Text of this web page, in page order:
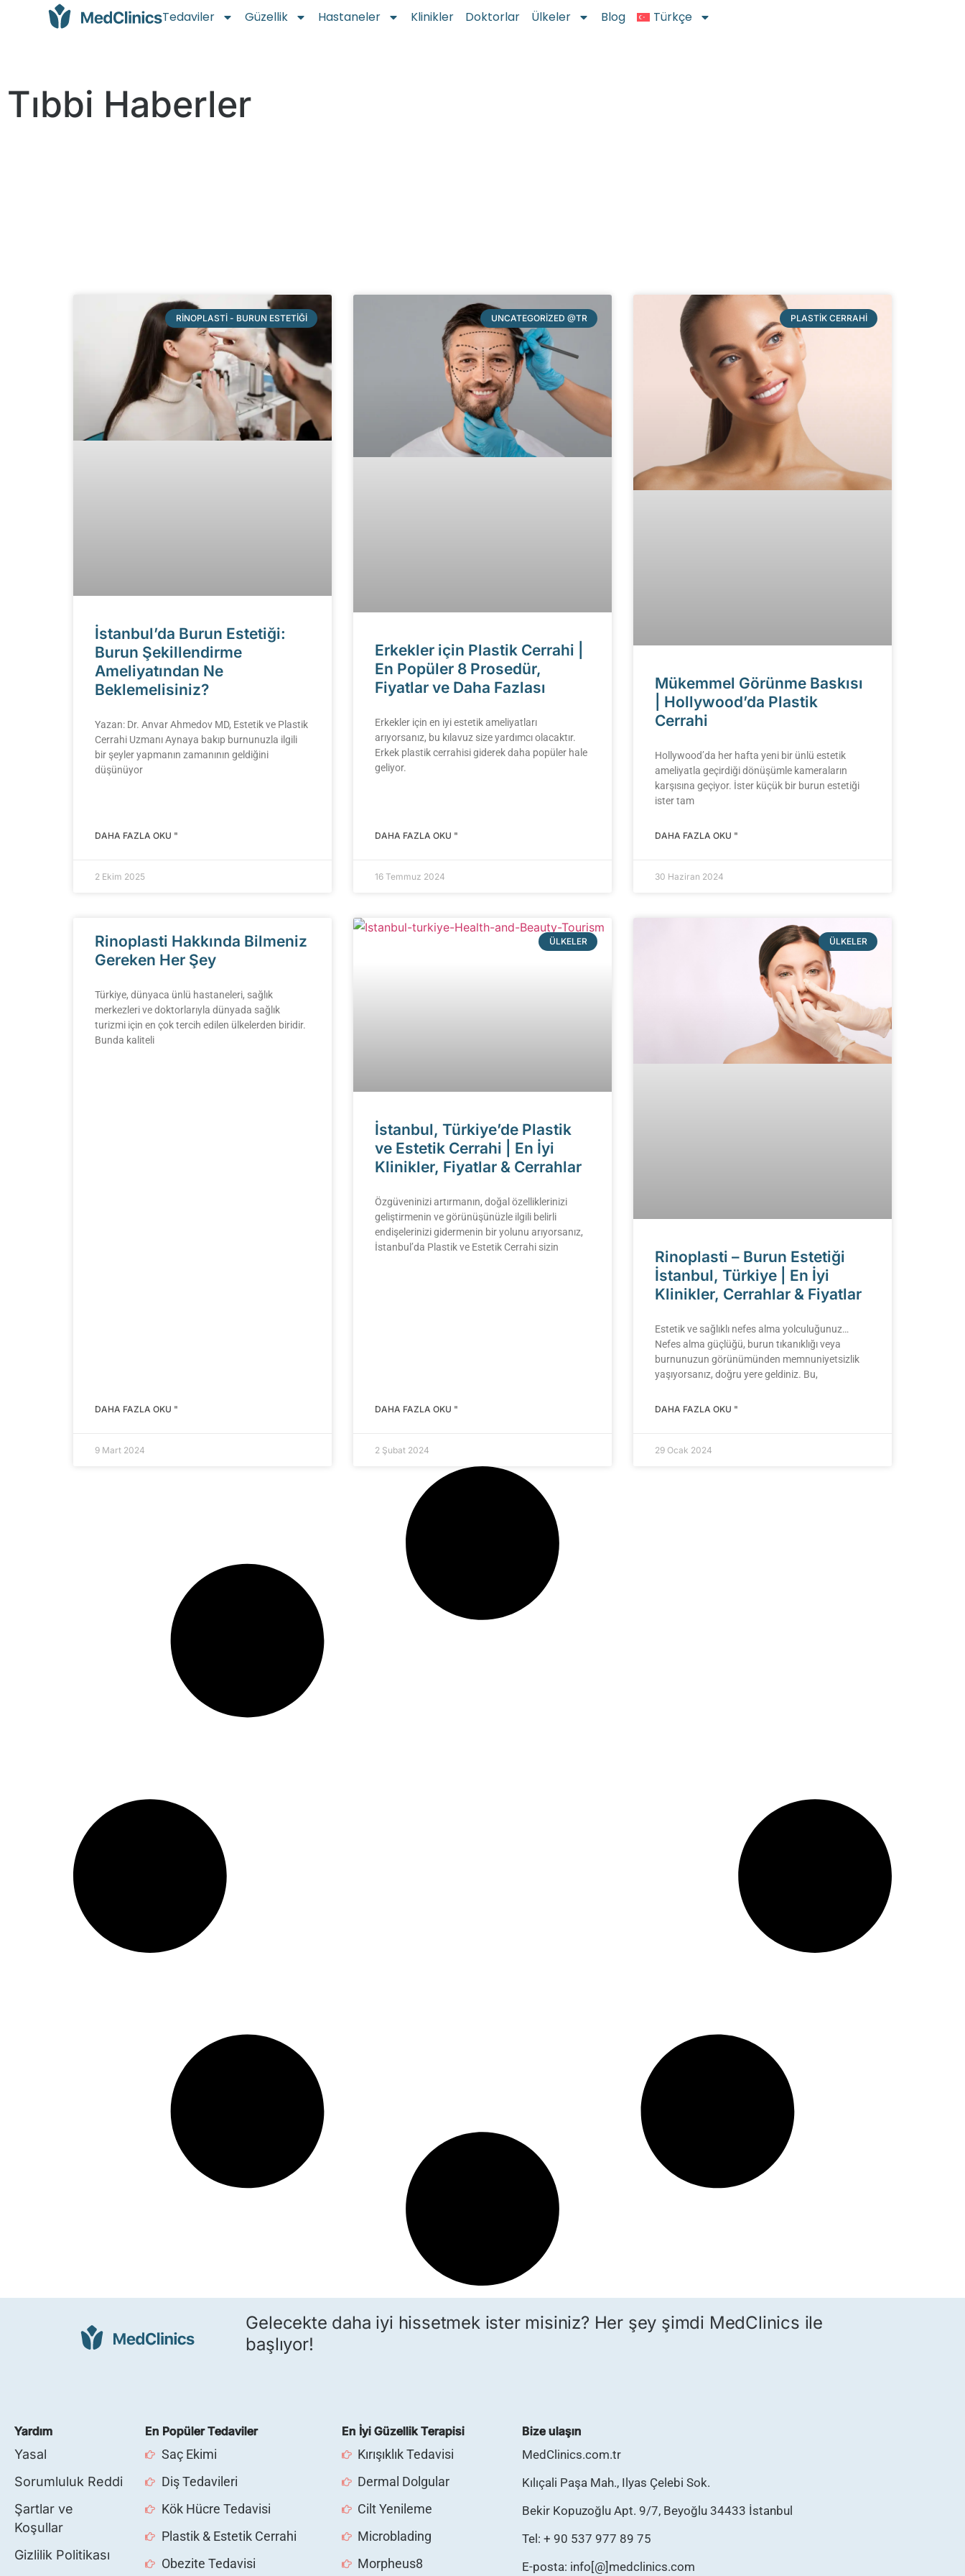
Tedaviler Güzellik Hastaneler Klinikler Doktorlar Ülkeler Blog Türkçe
Tıbbi Haberler
RINOPLASTI - BURUN ESTETIĞI
İstanbul’da Burun Estetiği:
Burun Şekillendirme
Ameliyatından Ne
Beklemelisiniz?
Yazan: Dr. Anvar Ahmedov MD, Estetik ve Plastik
Cerrahi Uzmanı Aynaya bakıp burnunuzla ilgili
bir şeyler yapmanın zamanının geldiğini
düşünüyor
DAHA FAZLA OKU "
2 Ekim 2025
UNCATEGORIZED @TR
Erkekler için Plastik Cerrahi |
En Popüler 8 Prosedür,
Fiyatlar ve Daha Fazlası
Erkekler için en iyi estetik ameliyatları
arıyorsanız, bu kılavuz size yardımcı olacaktır.
Erkek plastik cerrahisi giderek daha popüler hale
geliyor.
DAHA FAZLA OKU "
16 Temmuz 2024
PLASTIK CERRAHI
Mükemmel Görünme Baskısı
| Hollywood’da Plastik
Cerrahi
Hollywood’da her hafta yeni bir ünlü estetik
ameliyatla geçirdiği dönüşümle kameraların
karşısına geçiyor. İster küçük bir burun estetiği
ister tam
DAHA FAZLA OKU "
30 Haziran 2024
Rinoplasti Hakkında Bilmeniz
Gereken Her Şey
Türkiye, dünyaca ünlü hastaneleri, sağlık
merkezleri ve doktorlarıyla dünyada sağlık
turizmi için en çok tercih edilen ülkelerden biridir.
Bunda kaliteli
DAHA FAZLA OKU "
9 Mart 2024
ÜLKELER
İstanbul, Türkiye’de Plastik
ve Estetik Cerrahi | En İyi
Klinikler, Fiyatlar & Cerrahlar
Özgüveninizi artırmanın, doğal özelliklerinizi
geliştirmenin ve görünüşünüzle ilgili belirli
endişelerinizi gidermenin bir yolunu arıyorsanız,
İstanbul’da Plastik ve Estetik Cerrahi sizin
DAHA FAZLA OKU "
2 Şubat 2024
ÜLKELER
Rinoplasti – Burun Estetiği
İstanbul, Türkiye | En İyi
Klinikler, Cerrahlar & Fiyatlar
Estetik ve sağlıklı nefes alma yolculuğunuz…
Nefes alma güçlüğü, burun tıkanıklığı veya
burnunuzun görünümünden memnuniyetsizlik
yaşıyorsanız, doğru yere geldiniz. Bu,
DAHA FAZLA OKU "
29 Ocak 2024
Gelecekte daha iyi hissetmek ister misiniz? Her şey şimdi MedClinics ile
başlıyor!
Yardım
Yasal
Sorumluluk Reddi
Şartlar ve
Koşullar
Gizlilik Politikası
En Popüler Tedaviler
Saç Ekimi
Diş Tedavileri
Kök Hücre Tedavisi
Plastik & Estetik Cerrahi
Obezite Tedavisi
En İyi Güzellik Terapisi
Kırışıklık Tedavisi
Dermal Dolgular
Cilt Yenileme
Microblading
Morpheus8
Bize ulaşın
MedClinics.com.tr
Kılıçali Paşa Mah., Ilyas Çelebi Sok.
Bekir Kopuzoğlu Apt. 9/7, Beyoğlu 34433 İstanbul
Tel: + 90 537 977 89 75
E-posta: info[@]medclinics.com